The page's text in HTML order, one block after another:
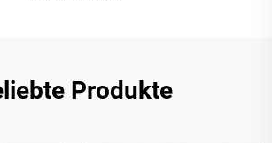
Produkte